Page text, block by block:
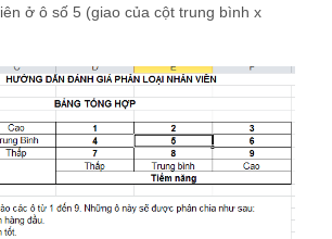
ở ô số 5 (giao của cột trung bình x